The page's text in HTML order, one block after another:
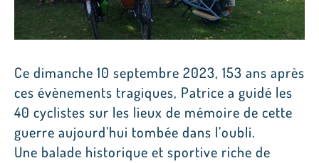
Ce dimanche 10 septembre 2023, 153 ans après
ces évènements tragiques, Patrice a guidé les
40 cyclistes sur les lieux de mémoire de cette
guerre aujourd’hui tombée dans l’oubli.
Une balade historique et sportive riche de